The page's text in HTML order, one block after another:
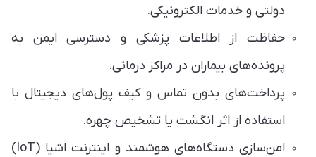
دولتی و خدمات الکترونیکی.
حفاظت از اطلاعات پزشکی و دسترسی ایمن به
پرونده‌های بیماران در مراکز درمانی.
پرداخت‌های بدون تماس و کیف پول‌های دیجیتال با
استفاده از اثر انگشت یا تشخیص چهره.
امن‌سازی دستگاه‌های هوشمند و اینترنت اشیا (IoT)